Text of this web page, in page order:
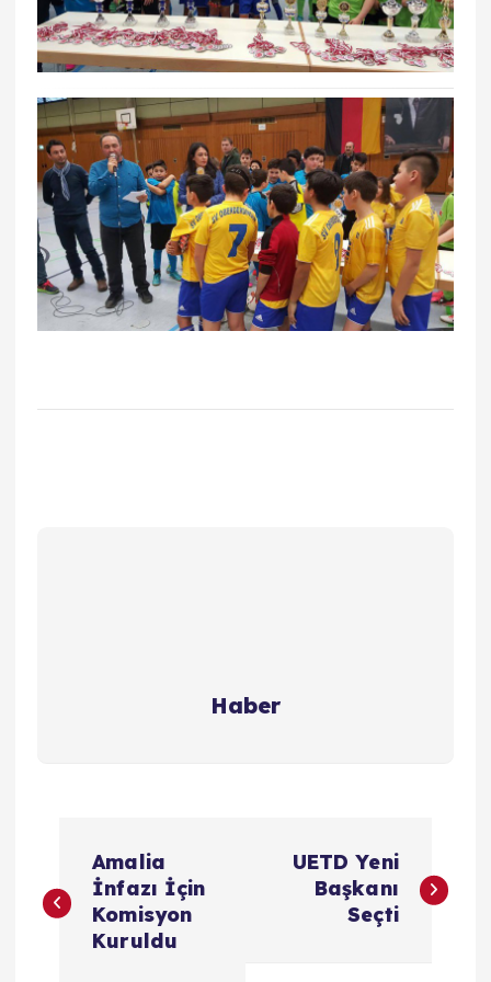
Haber
a
Amalia
İnfazı İçin
Komisyon
Kuruldu
UETD Yeni
Başkanı
Seçti